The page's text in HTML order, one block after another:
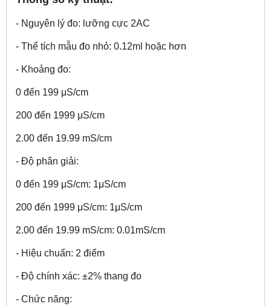
- Nguyên lý đo: lưỡng cực 2AC
- Thể tích mẫu đo nhỏ: 0.12ml hoặc hơn
- Khoảng đo:
0 đến 199 μS/cm
200 đến 1999 μS/cm
2.00 đến 19.99 mS/cm
- Độ phân giải:
0 đến 199 μS/cm: 1μS/cm
200 đến 1999 μS/cm: 1μS/cm
2.00 đến 19.99 mS/cm: 0.01mS/cm
- Hiệu chuẩn: 2 điểm
- Độ chính xác: ±2% thang đo
- Chức năng: